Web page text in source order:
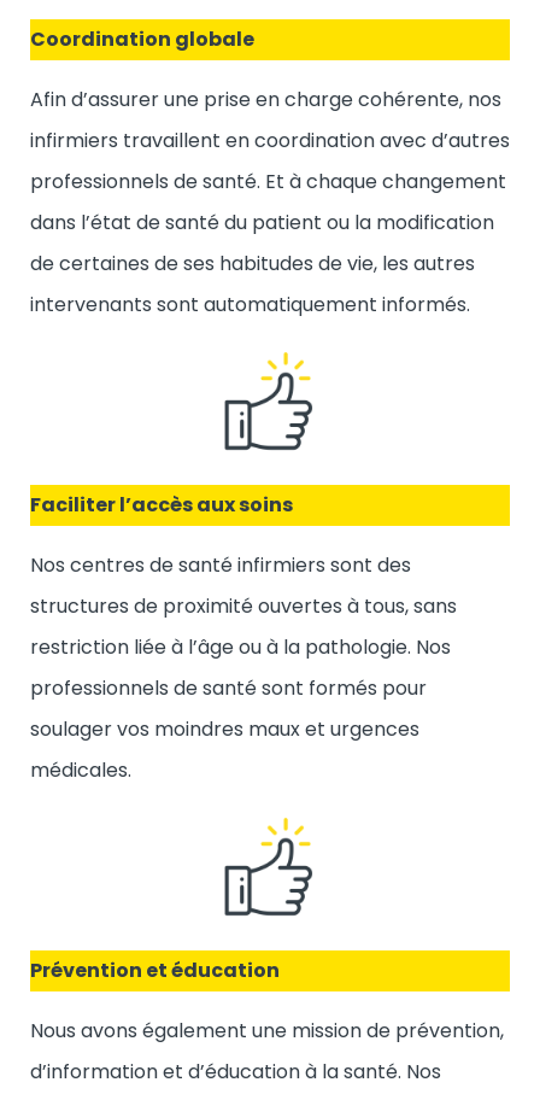
Coordination globale
Afin d’assurer une prise en charge cohérente, nos
infirmiers travaillent en coordination avec d’autres
professionnels de santé. Et à chaque changement
dans l’état de santé du patient ou la modification
de certaines de ses habitudes de vie, les autres
intervenants sont automatiquement informés.
Faciliter l’accès aux soins
Nos centres de santé infirmiers sont des
structures de proximité ouvertes à tous, sans
restriction liée à l’âge ou à la pathologie. Nos
professionnels de santé sont formés pour
soulager vos moindres maux et urgences
médicales.
Prévention et éducation
Nous avons également une mission de prévention,
d’information et d’éducation à la santé. Nos